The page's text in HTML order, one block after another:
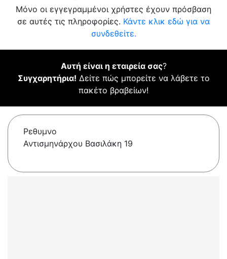
Μόνο οι εγγεγραμμένοι χρήστες έχουν πρόσβαση
σε αυτές τις πληροφορίες. Κάντε κλικ εδώ για να
συνδεθείτε.
Αυτή είναι η εταιρεία σας?
Συγχαρητήρια! Δείτε πώς μπορείτε να λάβετε το
πακέτο βραβείων!
Ρεθυμνο
Αντισμηνάρχου Βασιλάκη 19